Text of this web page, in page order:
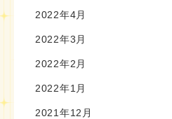
2022年4月
2022年3月
2022年2月
2022年1月
2021年12月